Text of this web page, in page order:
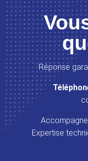
Réponse
Expertise